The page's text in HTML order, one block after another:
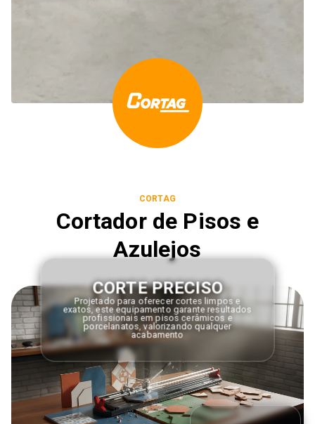
CORTAG
Cortador de Pisos e
Azulejos
CORTE PRECISO
Projetado para oferecer cortes limpos e
exatos, este equipamento garante resultados
profissionais em pisos cerâmicos e
porcelanatos, valorizando qualquer
acabamento